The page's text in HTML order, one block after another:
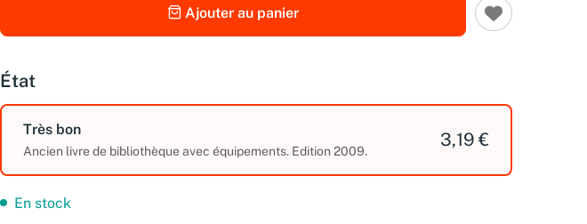
Ajouter au panier
État
Très bon
Ancien livre de bibliothèque avec équipements. Edition 2009.
3,19 €
En stock